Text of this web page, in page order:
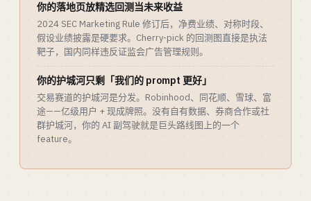
你的落地页放精选回测当未来收益
2024 SEC Marketing Rule 修订后，净费业绩、对称时段、
假设业绩披露是硬要求。Cherry-pick 的回测图直接是执法
靶子，国内同样违反证监会广告管理规则。
你的护城河只剩「我们的 prompt 更好」
交易赛道的护城河是分发。Robinhood、同花顺、雪球、富
途——亿级用户 + 现成牌照。没有自有数据、券商合作或社
群护城河，你的 AI 副驾驶就是巨头路线图上的一个
feature。